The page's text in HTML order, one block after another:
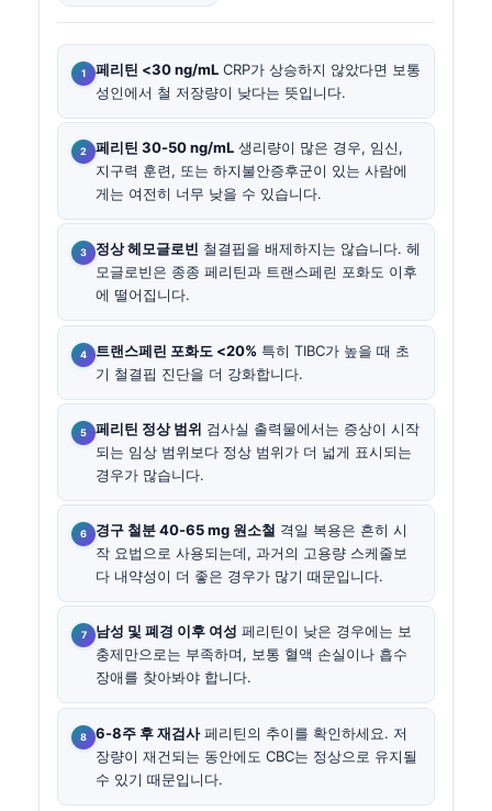
페리틴 <30 ng/mL CRP가 상승하지 않았다면 보통
성인에서 철 저장량이 낮다는 뜻입니다.
페리틴 30-50 ng/mL 생리량이 많은 경우, 임신,
지구력 훈련, 또는 하지불안증후군이 있는 사람에
게는 여전히 너무 낮을 수 있습니다.
정상 헤모글로빈 철결핍을 배제하지는 않습니다. 헤
모글로빈은 종종 페리틴과 트랜스페린 포화도 이후
에 떨어집니다.
트랜스페린 포화도 <20% 특히 TIBC가 높을 때 초
기 철결핍 진단을 더 강화합니다.
페리틴 정상 범위 검사실 출력물에서는 증상이 시작
되는 임상 범위보다 정상 범위가 더 넓게 표시되는
경우가 많습니다.
경구 철분 40-65 mg 원소철 격일 복용은 흔히 시
작 요법으로 사용되는데, 과거의 고용량 스케줄보
다 내약성이 더 좋은 경우가 많기 때문입니다.
남성 및 폐경 이후 여성 페리틴이 낮은 경우에는 보
충제만으로는 부족하며, 보통 혈액 손실이나 흡수
장애를 찾아봐야 합니다.
6-8주 후 재검사페리틴의 추이를 확인하세요. 저
장량이 재건되는 동안에도 CBC는 정상으로 유지될
수 있기 때문입니다.